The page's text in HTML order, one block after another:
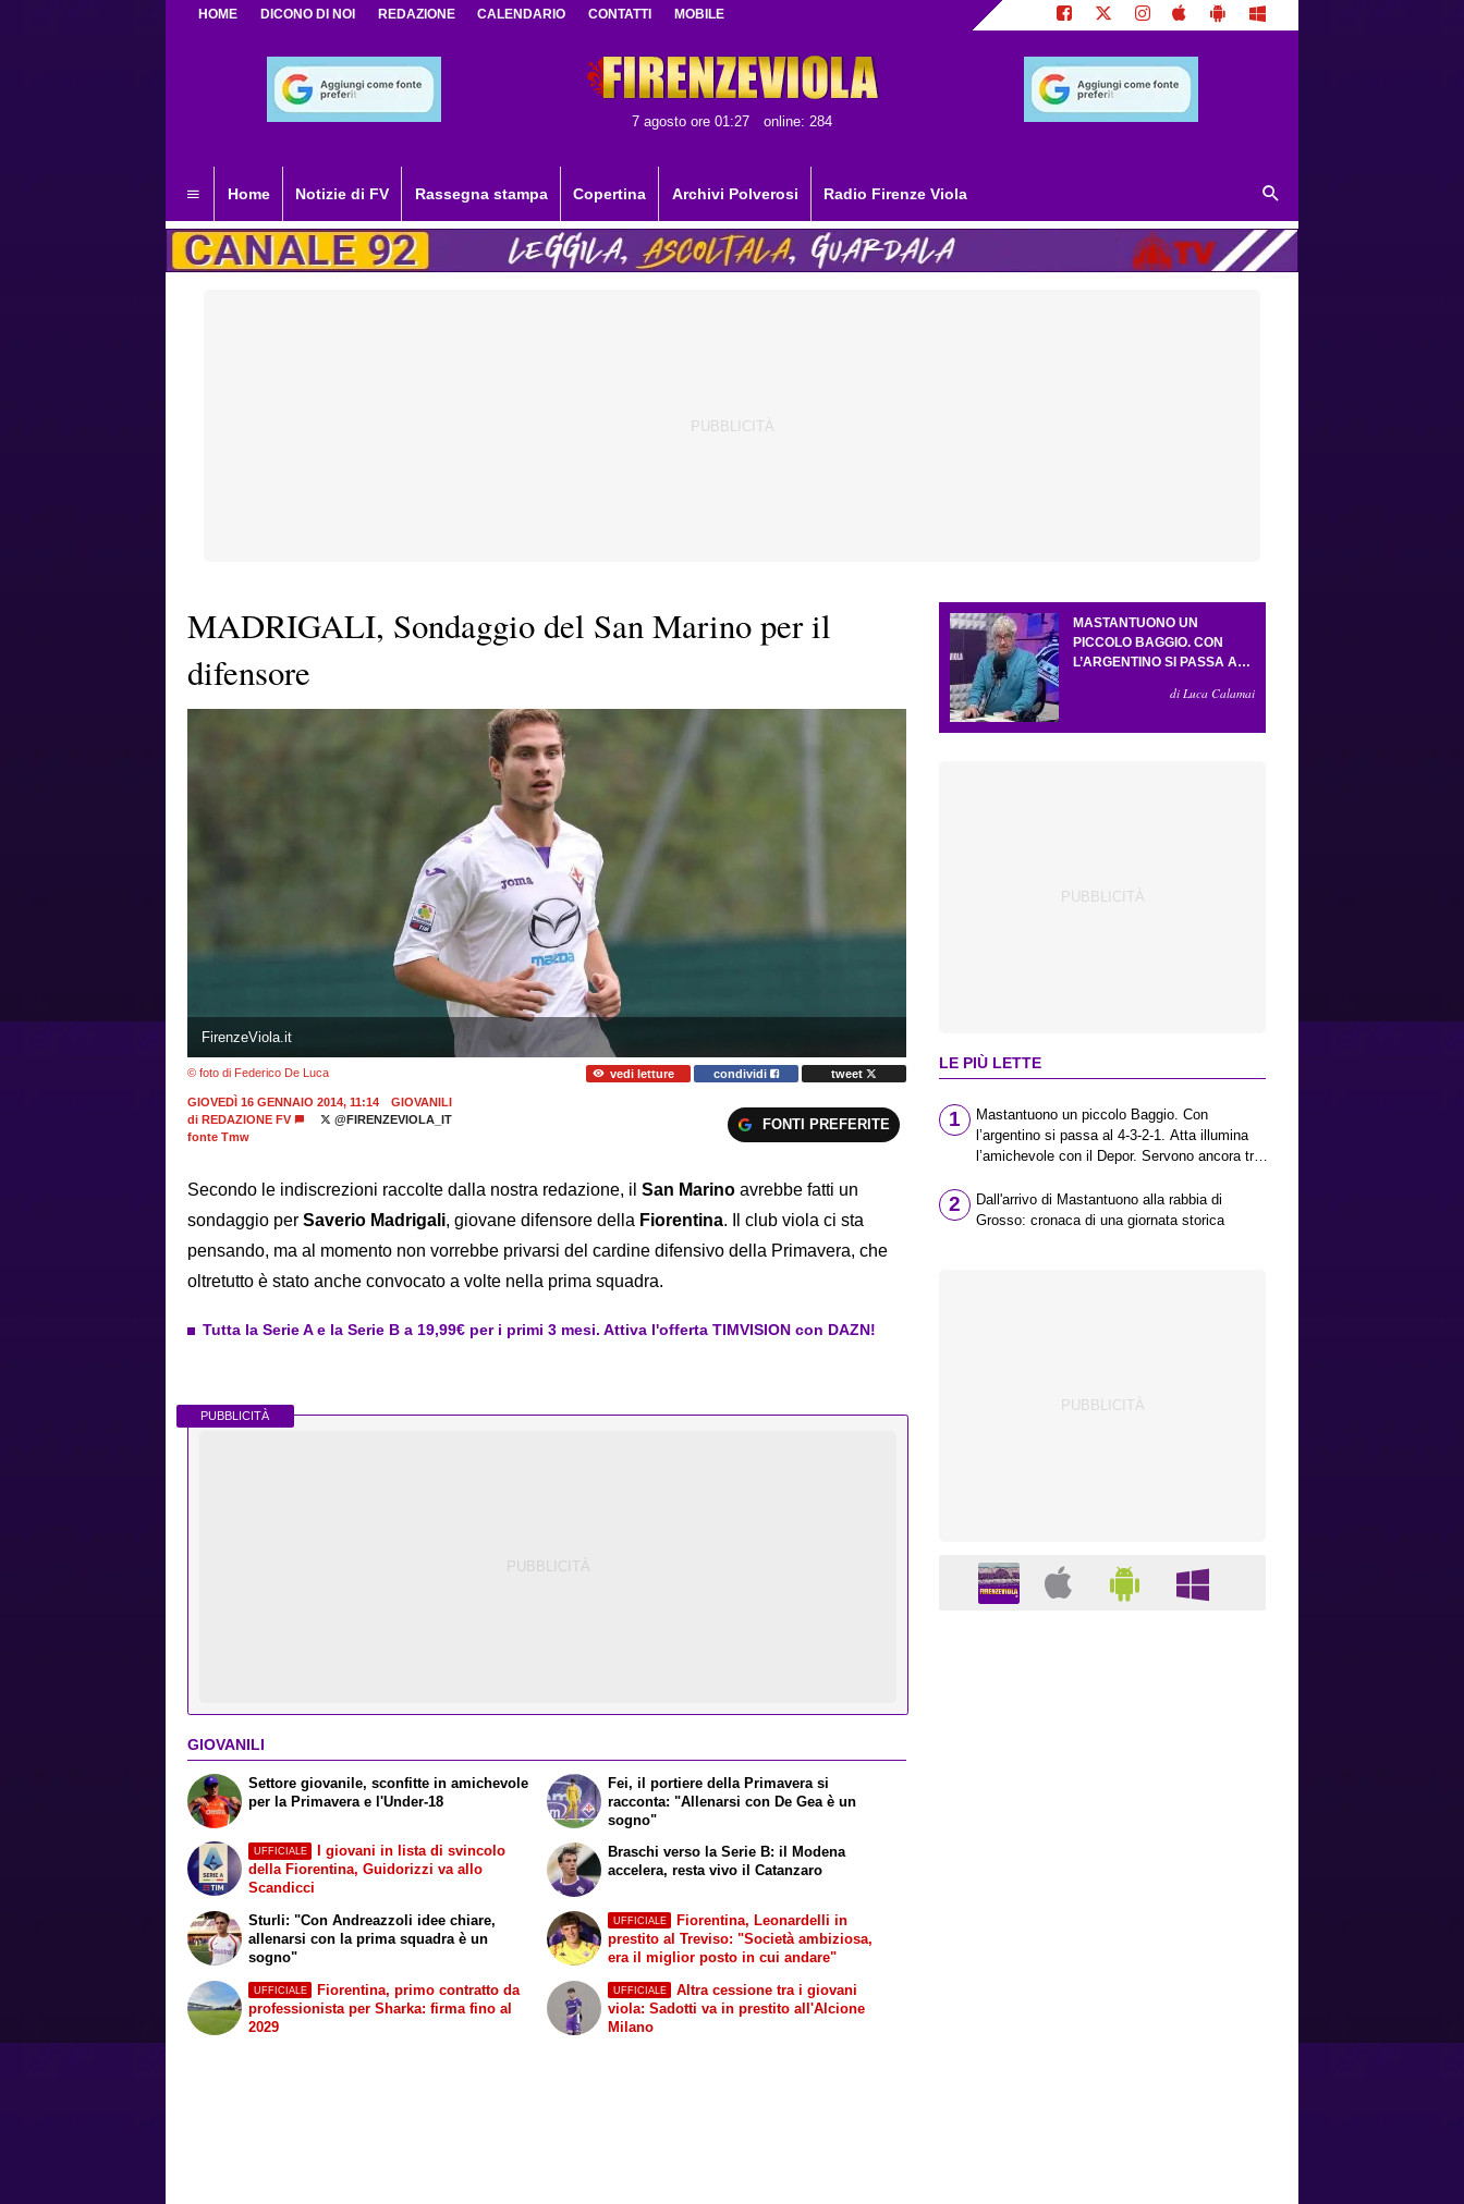
HOME DICONO DI NOI REDAZIONE CALENDARIO CONTATTI MOBILE
7 agosto ore 01:27 online: 284
Home Notizie di FV Rassegna stampa Copertina Archivi Polverosi Radio Firenze Viola
MADRIGALI, Sondaggio del San Marino per il
difensore
FirenzeViola.it
© foto di Federico De Luca vedi letture condividi tweet
GIOVEDÌ 16 GENNAIO 2014, 11:14
GIOVANILI
di REDAZIONE FV
@FIRENZEVIOLA_IT
fonte Tmw
FONTI PREFERITE
Secondo le indiscrezioni raccolte dalla nostra redazione, il San Marino avrebbe fatti un
sondaggio per Saverio Madrigali, giovane difensore della Fiorentina. Il club viola ci sta
pensando, ma al momento non vorrebbe privarsi del cardine difensivo della Primavera, che
oltretutto è stato anche convocato a volte nella prima squadra.
Tutta la Serie A e la Serie B a 19,99€ per i primi 3 mesi. Attiva l'offerta TIMVISION con DAZN!
PUBBLICITÀ
GIOVANILI
Settore giovanile, sconfitte in amichevole
per la Primavera e l'Under-18
UFFICIALE
I giovani in lista di svincolo
della Fiorentina, Guidorizzi va allo
Scandicci
Fei, il portiere della Primavera si
racconta: "Allenarsi con De Gea è un
sogno"
Braschi verso la Serie B: il Modena
accelera, resta vivo il Catanzaro
Sturli: "Con Andreazzoli idee chiare,
allenarsi con la prima squadra è un
sogno"
UFFICIALE
Fiorentina, primo contratto da
professionista per Sharka: firma fino al
2029
UFFICIALE
Fiorentina, Leonardelli in
prestito al Treviso: "Società ambiziosa,
era il miglior posto in cui andare"
UFFICIALE
Altra cessione tra i giovani
viola: Sadotti va in prestito all'Alcione
Milano
MASTANTUONO UN
PICCOLO BAGGIO. CON
L’ARGENTINO SI PASSA AL
L’AMICHEVOLE CON IL
di Luca Calamai
LE PIÙ LETTE
1
Mastantuono un piccolo Baggio. Con
l’argentino si passa al 4-3-2-1. Atta illumina
l’amichevole con il Depor. Servono ancora tre
Antognoni, un finale senza vincitori
2
Dall'arrivo di Mastantuono alla rabbia di
Grosso: cronaca di una giornata storica